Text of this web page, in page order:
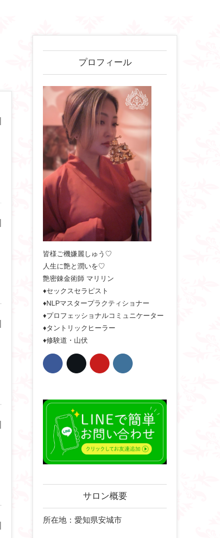
プロフィール
皆様ご機嫌麗しゅう♡
人生に艶と潤いを♡
艶密錬金術師 マリリン
♦セックスセラピスト
♦NLPマスタープラクティショナー
♦プロフェッショナルコミュニケーター
♦タントリックヒーラー
♦修験道・山伏
サロン概要
所在地：愛知県安城市